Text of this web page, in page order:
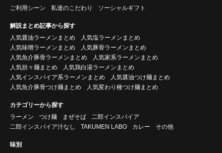
ご利用シーン
私達のこだわり ソーシャルギフト
解説まとめ記事から探す
人気醤油ラーメンまとめ
人気塩ラーメンまとめ
人気味噌ラーメンまとめ
人気豚骨ラーメンまとめ
人気魚介豚骨ラーメンまとめ
人気家系ラーメンまとめ
人気担々麺まとめ
人気鶏白湯ラーメンまとめ
人気インスパイア系ラーメンまとめ
人気醤油つけ麺まとめ
人気魚介豚骨つけ麺まとめ
人気変わり種つけ麺まとめ
カテゴリーから探す
ラーメン
つけ麺 まぜそば
二郎インスパイア
二郎インスパイア汁なし
TAKUMEN LABO カレー その他
味別